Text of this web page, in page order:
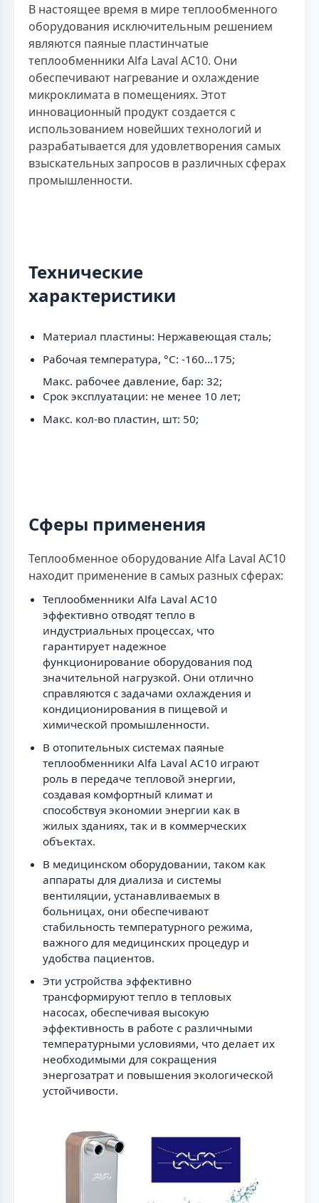
В настоящее время в мире теплообменного
оборудования исключительным решением
являются паяные пластинчатые
теплообменники Alfa Laval AC10. Они
обеспечивают нагревание и охлаждение
микроклимата в помещениях. Этот
инновационный продукт создается с
использованием новейших технологий и
разрабатывается для удовлетворения самых
взыскательных запросов в различных сферах
промышленности.
Технические
характеристики
Материал пластины: Нержавеющая сталь;
Рабочая температура, °C: -160...175;
Макс. рабочее давление, бар: 32;
Срок эксплуатации: не менее 10 лет;
Макс. кол-во пластин, шт: 50;
Сферы применения
Теплообменное оборудование Alfa Laval AC10
находит применение в самых разных сферах:
Теплообменники Alfa Laval AC10
эффективно отводят тепло в
индустриальных процессах, что
гарантирует надежное
функционирование оборудования под
значительной нагрузкой. Они отлично
справляются с задачами охлаждения и
кондиционирования в пищевой и
химической промышленности.
В отопительных системах паяные
теплообменники Alfa Laval AC10 играют
роль в передаче тепловой энергии,
создавая комфортный климат и
способствуя экономии энергии как в
жилых зданиях, так и в коммерческих
объектах.
В медицинском оборудовании, таком как
аппараты для диализа и системы
вентиляции, устанавливаемых в
больницах, они обеспечивают
стабильность температурного режима,
важного для медицинских процедур и
удобства пациентов.
Эти устройства эффективно
трансформируют тепло в тепловых
насосах, обеспечивая высокую
эффективность в работе с различными
температурными условиями, что делает их
необходимыми для сокращения
энергозатрат и повышения экологической
устойчивости.